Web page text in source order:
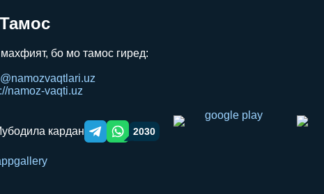
бо мо тамос гиред:
namoz-vaqti.uz
кардан Telegram orqali ulashish
WhatsApp orqali ulashish
2030